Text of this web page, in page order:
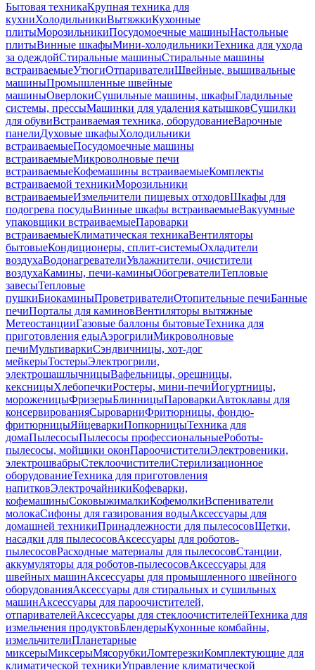
Бытовая техникаКрупная техника для
кухниХолодильникиВытяжкиКухонные
плитыМорозильникиПосудомоечные машиныНастольные
плитыВинные шкафыМини-холодильникиТехника для ухода
за одеждойСтиральные машиныСтиральные машины
встраиваемыеУтюгиОтпаривателиШвейные, вышивальные
машиныПромышленные швейные
машиныОверлокиСушильные машины, шкафыГладильные
системы, прессыМашинки для удаления катышковСушилки
для обувиВстраиваемая техника, оборудованиеВарочные
панелиДуховые шкафыХолодильники
встраиваемыеПосудомоечные машины
встраиваемыеМикроволновые печи
встраиваемыеКофемашины встраиваемыеКомплекты
встраиваемой техникиМорозильники
встраиваемыеИзмельчители пищевых отходовШкафы для
подогрева посудыВинные шкафы встраиваемыеВакуумные
упаковщики встраиваемыеПароварки
встраиваемыеКлиматическая техникаВентиляторы
бытовыеКондиционеры, сплит-системыОхладители
воздухаВодонагревателиУвлажнители, очистители
воздухаКамины, печи-каминыОбогревателиТепловые
завесыТепловые
пушкиБиокаминыПроветривателиОтопительные печиБанные
печиПорталы для каминовВентиляторы вытяжные
МетеостанцииГазовые баллоны бытовыеТехника для
приготовления едыАэрогрилиМикроволновые
печиМультиваркиСэндвичницы, хот-дог
мейкерыТостерыЭлектрогрили,
электрошашлычницыВафельницы, орешницы,
кексницыХлебопечкиРостеры, мини-печиЙогуртницы,
мороженицыФризерыБлинницыПароваркиАвтоклавы для
консервированияСыроварниФритюрницы, фондю-
фритюрницыЯйцеваркиПопкорницыТехника для
домаПылесосыПылесосы профессиональныеРоботы-
пылесосы, мойщики оконПароочистителиЭлектровеники,
электрошвабрыСтеклоочистителиСтерилизационное
оборудованиеТехника для приготовления
напитковЭлектрочайникиКофеварки,
кофемашиныСоковыжималкиКофемолкиВспениватели
молокаСифоны для газирования водыАксессуары для
домашней техникиПринадлежности для пылесосовЩетки,
насадки для пылесосовАксессуары для роботов-
пылесосовРасходные материалы для пылесосовСтанции,
аккумуляторы для роботов-пылесосовАксессуары для
швейных машинАксессуары для промышленного швейного
оборудованияАксессуары для стиральных и сушильных
машинАксессуары для пароочистителей,
отпаривателейАксессуары для стеклоочистителейТехника для
измельчения продуктовБлендерыКухонные комбайны,
измельчителиПланетарные
миксерыМиксерыМясорубкиЛомтерезкиКомплектующие для
климатической техникиУправление климатической